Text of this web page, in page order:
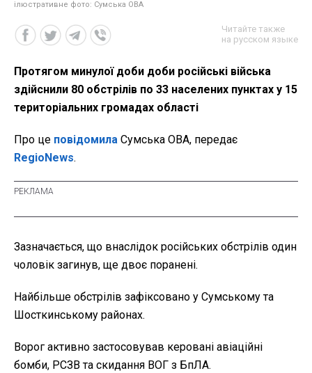
ілюстративне фото: Сумська ОВА
Читайте также
на русском языке
Протягом минулої доби доби російські війська
здійснили 80 обстрілів по 33 населених пунктах у 15
територіальних громадах області
Про це повідомила Сумська ОВА, передає
RegioNews.
Зазначається, що внаслідок російських обстрілів один
чоловік загинув, ще двоє поранені.
Найбільше обстрілів зафіксовано у Сумському та
Шосткинському районах.
Ворог активно застосовував керовані авіаційні
бомби, РСЗВ та скидання ВОГ з БпЛА.